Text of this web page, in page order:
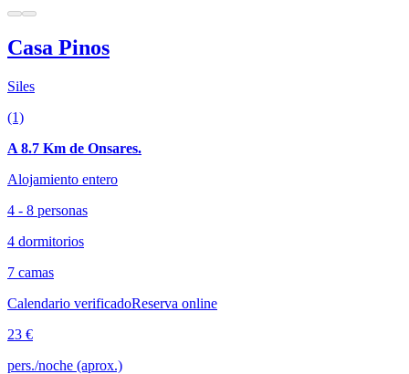
Casa Pinos
Siles
(1)
A 8.7 Km de Onsares.
Alojamiento entero
4 - 8 personas
4 dormitorios
7 camas
Calendario verificadoReserva online
23 €
pers./noche (aprox.)